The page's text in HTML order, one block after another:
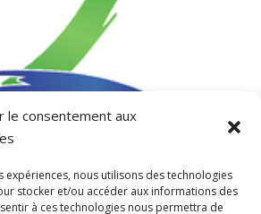
le consentement aux
expériences, nous utilisons des technologies
stocker et/ou accéder aux informations des
à ces technologies nous permettra de